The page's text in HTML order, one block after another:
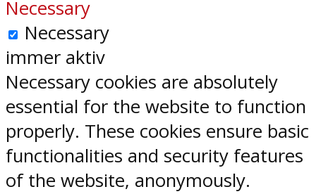
Necessary
Necessary
immer aktiv
Necessary cookies are absolutely
essential for the website to function
properly. These cookies ensure basic
functionalities and security features
of the website, anonymously.